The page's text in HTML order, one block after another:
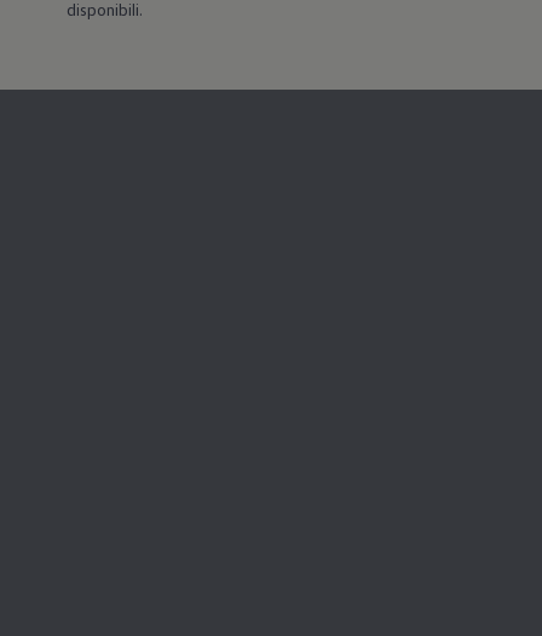
disponibili.